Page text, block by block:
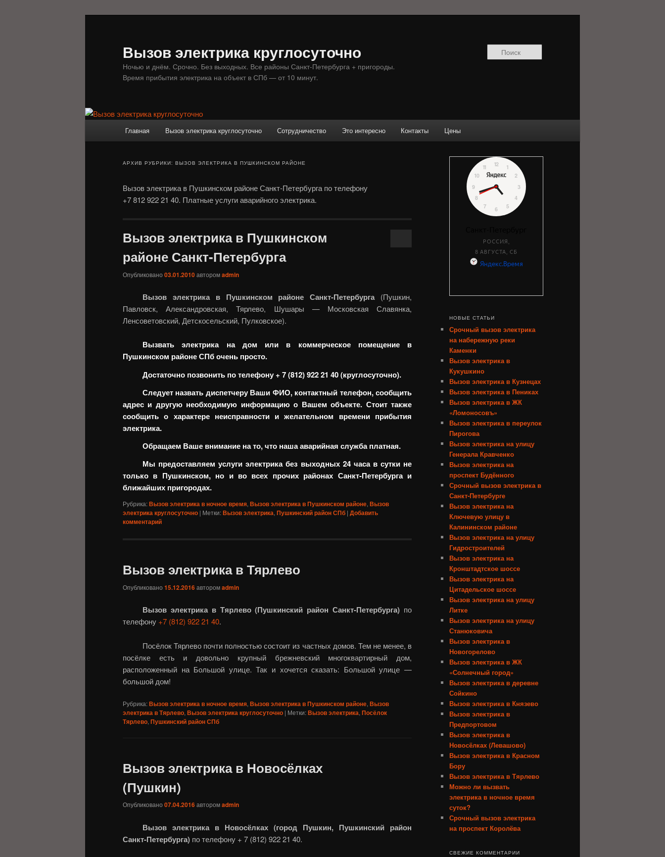
Вызов электрика круглосуточно
Ночью и днём. Срочно. Без выходных. Все районы Санкт-Петербурга + пригороды.
Время прибытия электрика на объект в СПб — от 10 минут.
Главная Вызов электрика круглосуточно Сотрудничество Это интересно Контакты Цены
АРХИВ РУБРИКИ: ВЫЗОВ ЭЛЕКТРИКА В ПУШКИНСКОМ РАЙОНЕ
Вызов электрика в Пушкинском районе Санкт-Петербурга по телефону
+7 812 922 21 40. Платные услуги аварийного электрика.
Вызов электрика в Пушкинском
районе Санкт-Петербурга
Опубликовано 03.01.2010авторомadmin
Вызов электрика в Пушкинском районе Санкт-Петербурга (Пушкин,
Павловск, Александровская, Тярлево, Шушары — Московская Славянка,
Ленсоветовский, Детскосельский, Пулковское).
Вызвать электрика на дом или в коммерческое помещение в
Пушкинском районе СПб очень просто.
Достаточно позвонить по телефону + 7 (812) 922 21 40 (круглосуточно).
Следует назвать диспетчеру Ваши ФИО, контактный телефон, сообщить
адрес и другую необходимую информацию о Вашем объекте. Стоит также
сообщить о характере неисправности и желательном времени прибытия
электрика.
Обращаем Ваше внимание на то, что наша аварийная служба платная.
Мы предоставляем услуги электрика без выходных 24 часа в сутки не
только в Пушкинском, но и во всех прочих районах Санкт-Петербурга и
ближайших пригородах.
Рубрика:Вызов электрика в ночное время, Вызов электрика в Пушкинском районе, Вызов
электрика круглосуточно | Метки:Вызов электрика, Пушкинский район СПб | Добавить
комментарий
Вызов электрика в Тярлево
Опубликовано 15.12.2016авторомadmin
Вызов электрика в Тярлево (Пушкинский район Санкт-Петербурга) по
телефону +7 (812) 922 21 40.
Посёлок Тярлево почти полностью состоит из частных домов. Тем не менее, в
посёлке есть и довольно крупный брежневский многоквартирный дом,
расположенный на Большой улице. Так и хочется сказать: Большой улице —
большой дом!
Рубрика:Вызов электрика в ночное время, Вызов электрика в Пушкинском районе, Вызов
электрика в Тярлево, Вызов электрика круглосуточно | Метки:Вызов электрика, Посёлок
Тярлево, Пушкинский район СПб
Вызов электрика в Новосёлках
(Пушкин)
Опубликовано 07.04.2016авторомadmin
Вызов электрика в Новосёлках (город Пушкин, Пушкинский район
Санкт-Петербурга) по телефону + 7 (812) 922 21 40.
НОВЫЕ СТАТЬИ
Срочный вызов электрика
на набережную реки
Каменки
Вызов электрика в
Кукушкино
Вызов электрика в Кузнецах
Вызов электрика в Пениках
Вызов электрика в ЖК
«Ломоносовъ»
Вызов электрика в переулок
Пирогова
Вызов электрика на улицу
Генерала Кравченко
Вызов электрика на
проспект Будённого
Срочный вызов электрика в
Санкт-Петербурге
Вызов электрика на
Ключевую улицу в
Калининском районе
Вызов электрика на улицу
Гидростроителей
Вызов электрика на
Кронштадтское шоссе
Вызов электрика на
Цитадельское шоссе
Вызов электрика на улицу
Литке
Вызов электрика на улицу
Станюковича
Вызов электрика в
Новогорелово
Вызов электрика в ЖК
«Солнечный город»
Вызов электрика в деревне
Сойкино
Вызов электрика в Князево
Вызов электрика в
Предпортовом
Вызов электрика в
Новосёлках (Левашово)
Вызов электрика в Красном
Бору
Вызов электрика в Тярлево
Можно ли вызвать
электрика в ночное время
суток?
Срочный вызов электрика
на проспект Королёва
СВЕЖИЕ КОММЕНТАРИИ